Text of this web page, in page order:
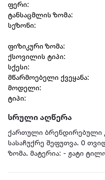
ფერი:
ტანსაცმლის ზომა:
სეზონი:
ფიზიკური ზომა:
ქსოვილის ტიპი:
სქესი:
მწარმოებელი ქვეყანა:
მოდელი:
ტიპი:
სრული აღწერა
ქართული ბრენდირებული კაბა
სასაჩუქრე შეფუთვა. 0
ზომა. მატერია: - ჟატი